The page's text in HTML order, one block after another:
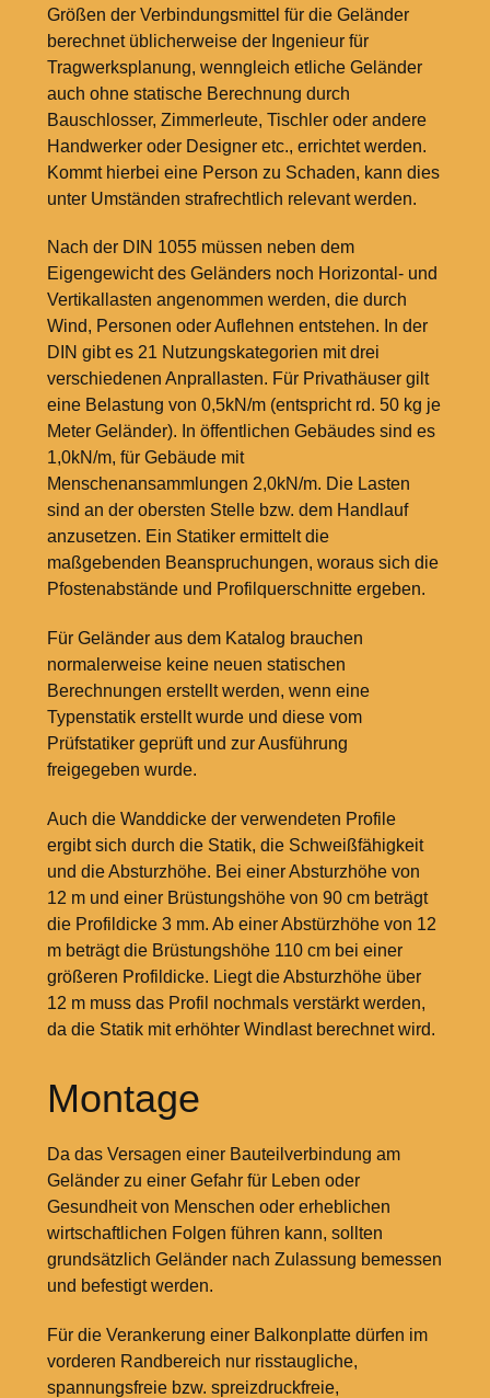
Größen der Verbindungsmittel für die Geländer
berechnet üblicherweise der Ingenieur für
Tragwerksplanung, wenngleich etliche Geländer
auch ohne statische Berechnung durch
Bauschlosser, Zimmerleute, Tischler oder andere
Handwerker oder Designer etc., errichtet werden.
Kommt hierbei eine Person zu Schaden, kann dies
unter Umständen strafrechtlich relevant werden.
Nach der DIN 1055 müssen neben dem
Eigengewicht des Geländers noch Horizontal- und
Vertikallasten angenommen werden, die durch
Wind, Personen oder Auflehnen entstehen. In der
DIN gibt es 21 Nutzungskategorien mit drei
verschiedenen Anprallasten. Für Privathäuser gilt
eine Belastung von 0,5kN/m (entspricht rd. 50 kg je
Meter Geländer). In öffentlichen Gebäudes sind es
1,0kN/m, für Gebäude mit
Menschenansammlungen 2,0kN/m. Die Lasten
sind an der obersten Stelle bzw. dem Handlauf
anzusetzen. Ein Statiker ermittelt die
maßgebenden Beanspruchungen, woraus sich die
Pfostenabstände und Profilquerschnitte ergeben.
Für Geländer aus dem Katalog brauchen
normalerweise keine neuen statischen
Berechnungen erstellt werden, wenn eine
Typenstatik erstellt wurde und diese vom
Prüfstatiker geprüft und zur Ausführung
freigegeben wurde.
Auch die Wanddicke der verwendeten Profile
ergibt sich durch die Statik, die Schweißfähigkeit
und die Absturzhöhe. Bei einer Absturzhöhe von
12 m und einer Brüstungshöhe von 90 cm beträgt
die Profildicke 3 mm. Ab einer Abstürzhöhe von 12
m beträgt die Brüstungshöhe 110 cm bei einer
größeren Profildicke. Liegt die Absturzhöhe über
12 m muss das Profil nochmals verstärkt werden,
da die Statik mit erhöhter Windlast berechnet wird.
Montage
Da das Versagen einer Bauteilverbindung am
Geländer zu einer Gefahr für Leben oder
Gesundheit von Menschen oder erheblichen
wirtschaftlichen Folgen führen kann, sollten
grundsätzlich Geländer nach Zulassung bemessen
und befestigt werden.
Für die Verankerung einer Balkonplatte dürfen im
vorderen Randbereich nur risstaugliche,
spannungsfreie bzw. spreizdruckfreie,